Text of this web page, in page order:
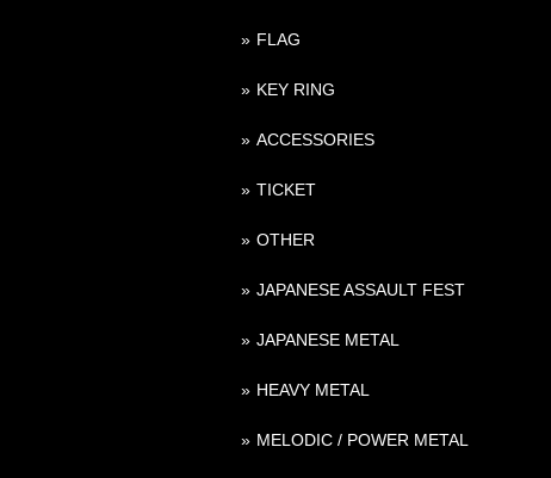
FLAG
KEY RING
ACCESSORIES
TICKET
OTHER
JAPANESE ASSAULT FEST
JAPANESE METAL
HEAVY METAL
MELODIC / POWER METAL